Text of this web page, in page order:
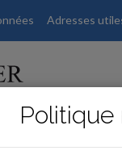
Adresses
Politique